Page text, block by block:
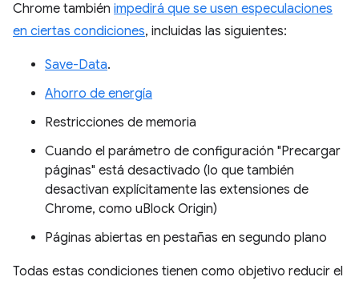
Chrome también impedirá que se usen especulaciones
en ciertas condiciones, incluidas las siguientes:
Save-Data.
Ahorro de energía
Restricciones de memoria
Cuando el parámetro de configuración "Precargar
páginas" está desactivado (lo que también
desactivan explícitamente las extensiones de
Chrome, como uBlock Origin)
Páginas abiertas en pestañas en segundo plano
Todas estas condiciones tienen como objetivo reducir el